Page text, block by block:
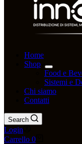
Home
Shop
Food e
Sistemi e
Chi siamo
Contatti
Search
Login
Carrello 0